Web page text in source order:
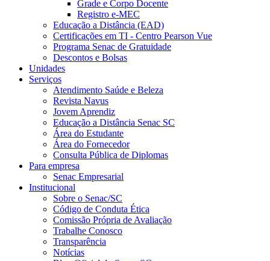
Grade e Corpo Docente
Registro e-MEC
Educação a Distância (EAD)
Certificações em TI - Centro Pearson Vue
Programa Senac de Gratuidade
Descontos e Bolsas
Unidades
Serviços
Atendimento Saúde e Beleza
Revista Navus
Jovem Aprendiz
Educação a Distância Senac SC
Área do Estudante
Área do Fornecedor
Consulta Pública de Diplomas
Para empresa
Senac Empresarial
Institucional
Sobre o Senac/SC
Código de Conduta Ética
Comissão Própria de Avaliação
Trabalhe Conosco
Transparência
Notícias